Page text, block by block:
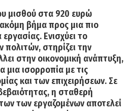
μισθού στα 920 ευρώ
βήμα προς μια πιο
Ενισχύει το
στηρίζει την
στην οικονομική ανάπτυξη,
ισορροπία με τις
και των επιχειρήσεων. Σε
η σταθερή
των εργαζομένων αποτελεί